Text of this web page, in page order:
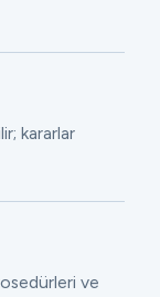
kararlar
ve